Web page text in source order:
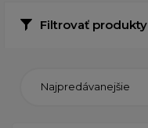
Filtrovať produkty
Najpredávanejšie